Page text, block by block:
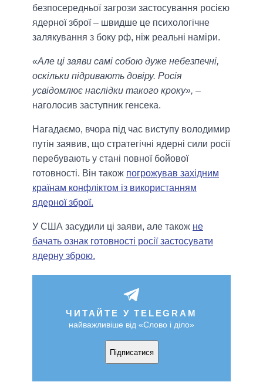
безпосередньої загрози застосування росією
ядерної зброї – швидше це психологічне
залякування з боку рф, ніж реальні наміри.
«Але ці заяви самі собою дуже небезпечні,
оскільки підривають довіру. Росія
усвідомлює наслідки такого кроку», –
наголосив заступник генсека.
Нагадаємо, вчора під час виступу володимир
путін заявив, що стратегічні ядерні сили росії
перебувають у стані повної бойової
готовності. Він також погрожував західним
країнам конфліктом із використанням
ядерної зброї.
У США засудили ці заяви, але також не
бачать ознак готовності росії застосувати
ядерну зброю.
ЧИТАЙТЕ У TELEGRAM
найважливіше від «Слово і діло»
Підписатися